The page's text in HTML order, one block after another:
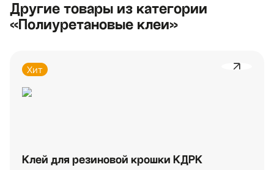
Другие товары из категории
«Полиуретановые клеи»
Хит
Клей для резиновой крошки КДРК